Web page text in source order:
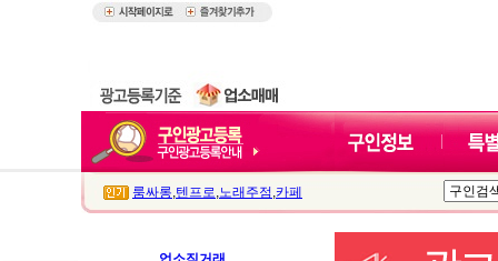
룸싸롱,텐프로,노래주점 ,카페